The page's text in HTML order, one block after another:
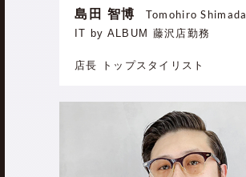
島田 智博 Tomohiro Shimada
IT by ALBUM 藤沢店勤務
店長 トップスタイリスト